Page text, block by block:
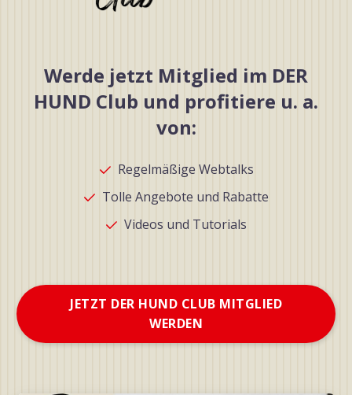
Werde jetzt Mitglied im DER
HUND Club und profitiere u. a.
von:
Regelmäßige Webtalks
Tolle Angebote und Rabatte
Videos und Tutorials
JETZT DER HUND CLUB MITGLIED
WERDEN